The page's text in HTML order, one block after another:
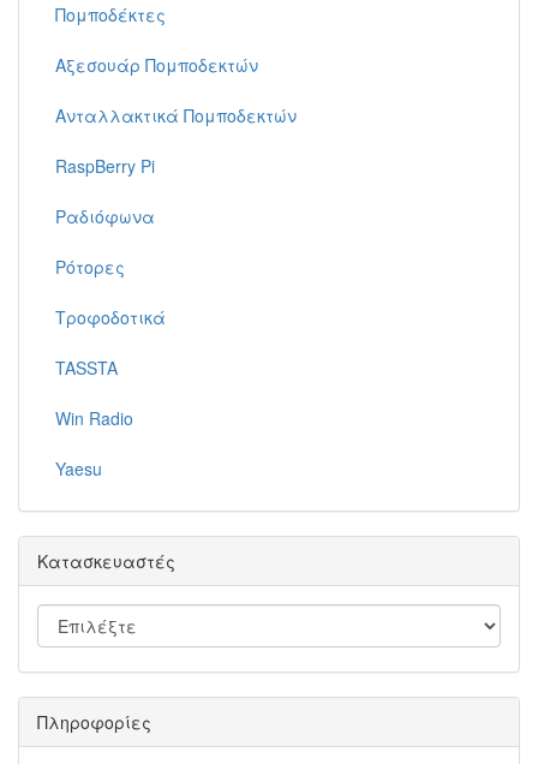
Πομποδέκτες
Αξεσουάρ Πομποδεκτών
Ανταλλακτικά Πομποδεκτών
RaspBerry Pi
Ραδιόφωνα
Ρότορες
Τροφοδοτικά
TASSTA
Win Radio
Yaesu
Κατασκευαστές
Πληροφορίες